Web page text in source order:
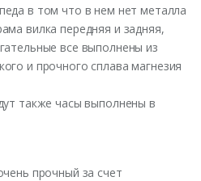
в том что в нем нет металла
вилка передняя и задняя,
все выполнены из
и прочного сплава магнезия
также часы выполнены в
прочный за счет